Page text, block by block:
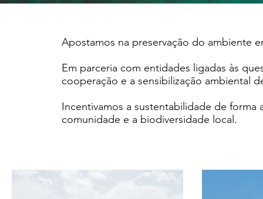
Apostamos na preservação do ambiente
Em parceria com entidades ligadas às
cooperação e a sensibilização ambiental
Incentivamos a sustentabilidade de
comunidade e a biodiversidade local.